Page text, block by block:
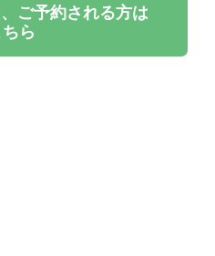
ご予約される方は
ら